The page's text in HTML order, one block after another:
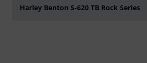
Harley Benton S-620 TB Rock Series